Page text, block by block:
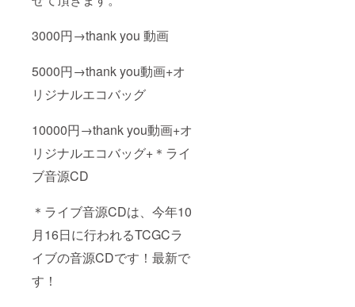
3000円→thank you 動画
5000円→thank you動画+オ
リジナルエコバッグ
10000円→thank you動画+オ
リジナルエコバッグ+＊ライ
ブ音源CD
＊ライブ音源CDは、今年10
月16日に行われるTCGCラ
イブの音源CDです！最新で
す！